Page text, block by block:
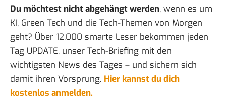
Du möchtest nicht abgehängt werden, wenn es um
KI, Green Tech und die Tech-Themen von Morgen
geht? Über 12.000 smarte Leser bekommen jeden
Tag UPDATE, unser Tech-Briefing mit den
wichtigsten News des Tages – und sichern sich
damit ihren Vorsprung. Hier kannst du dich
kostenlos anmelden.